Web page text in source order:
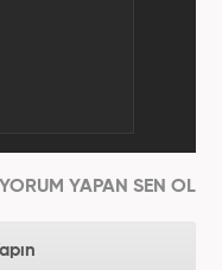
YORUM YAPAN SEN OL